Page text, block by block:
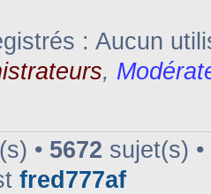
: Aucun
,
• 5672 sujet(s) •
fred777af